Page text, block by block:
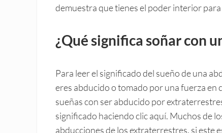
demuestra que tienes el poder interior
¿Qué significa soñar con
Para leer el significado del sueño de una
eres abducido o tomado por una fuerza
sueñas con ser abducido por
significado haciendo clic aquí. Muchos de
abducciones de los extraterrestres, si este